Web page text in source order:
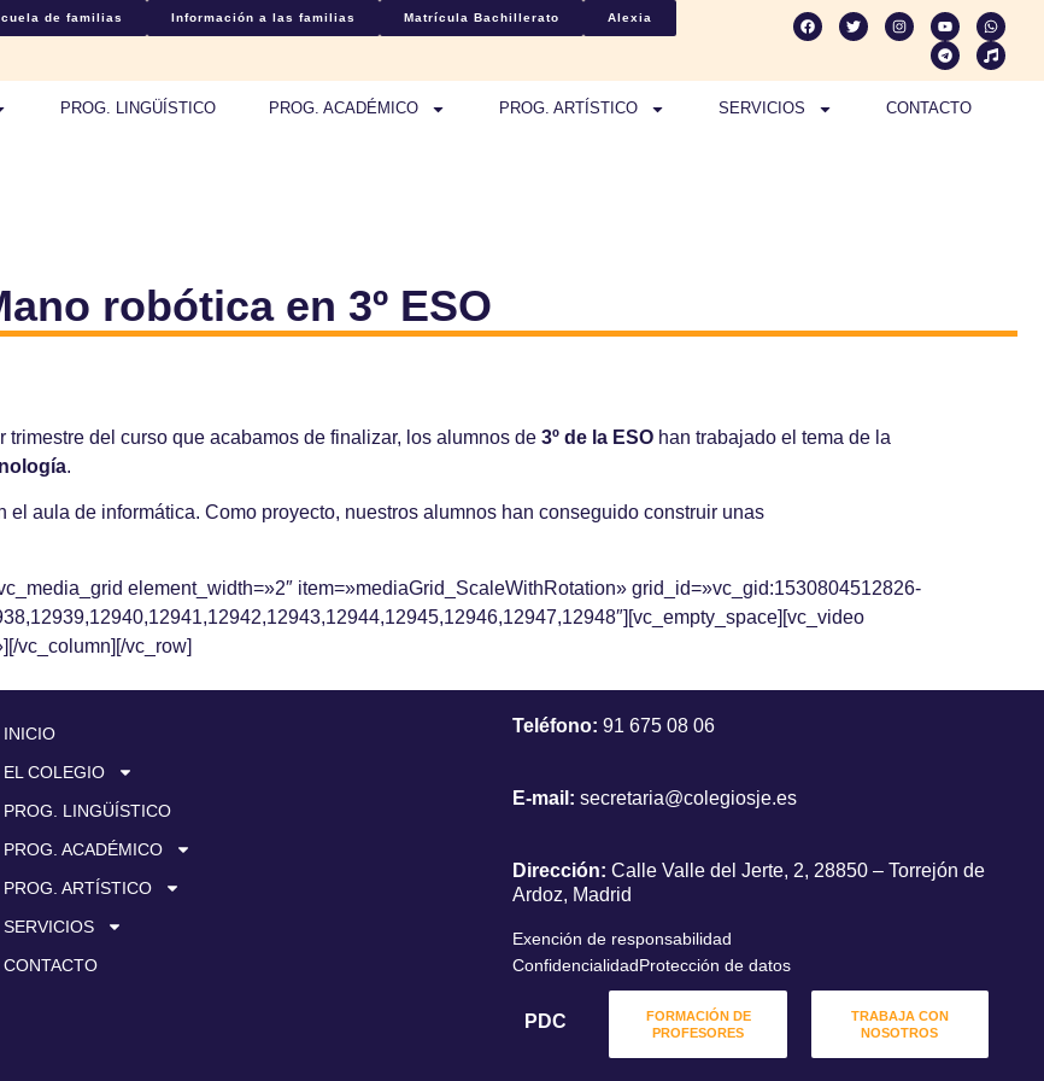
de familias Información a las familias Matrícula Bachillerato Alexia
PROG. LINGÜÍSTICO PROG. ACADÉMICO PROG. ARTÍSTICO SERVICIOS CONTACTO
robótica en 3º ESO
del curso que acabamos de finalizar, los alumnos de 3º de la ESO han trabajado el tema de la
.
aula de informática. Como proyecto, nuestros alumnos han conseguido construir unas
element_width=»2″ item=»mediaGrid_ScaleWithRotation» grid_id=»vc_gid:1530804512826-
vc_column][/vc_row]
INICIO
EL COLEGIO
PROG. LINGÜÍSTICO
PROG. ACADÉMICO
PROG. ARTÍSTICO
SERVICIOS
CONTACTO
Teléfono: 91 675 08 06
E-mail: secretaria@colegiosje.es
Dirección: Calle Valle del Jerte, 2, 28850 – Torrejón de
Ardoz, Madrid
Exención de responsabilidad
ConfidencialidadProtección de datos
PDC
FORMACIÓN DE
PROFESORES
TRABAJA CON
NOSOTROS